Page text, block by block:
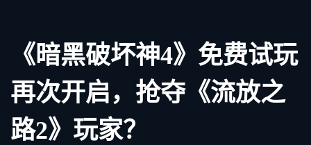
《暗黑破坏神4》免费试玩
再次开启，抢夺《流放之
路2》玩家？